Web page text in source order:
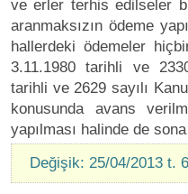
ve erler terhis edilseler
aranmaksızın ödeme
hallerdeki ödemeler
3.11.1980 tarihli ve
tarihli ve 2629 sayılı
konusunda avans
yapılması halinde de
Değişik: 25/04/2013 t.